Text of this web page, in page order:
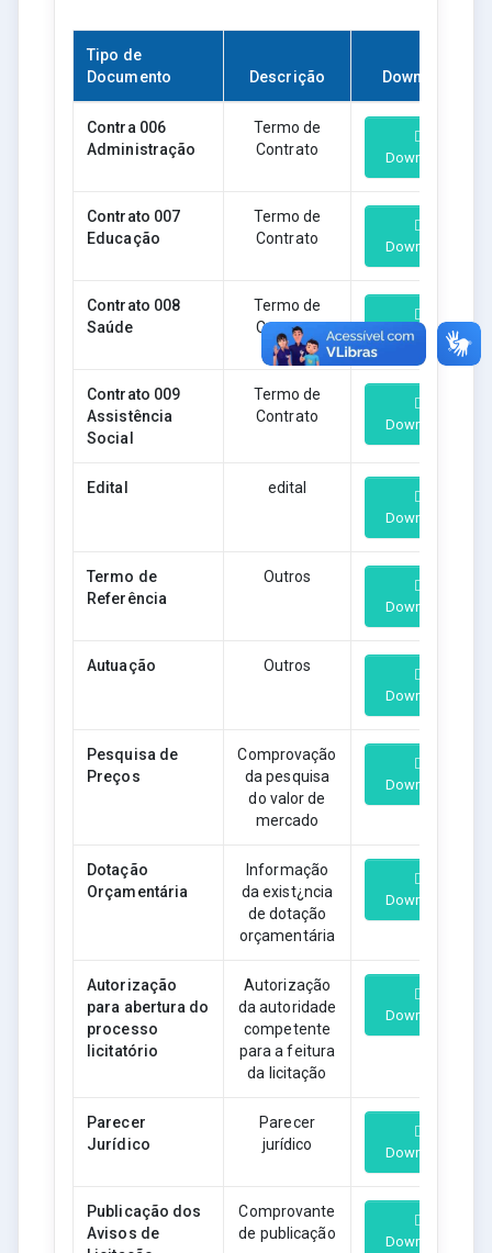
Tipo de
Documento
Descrição Download
Contra 006
Administração
Termo de
Contrato
Download
Contrato 007
Educação
Termo de
Contrato
Download
Contrato 008
Saúde
Termo de
Contrato
Download
Contrato 009
Assistência
Social
Termo de
Contrato
Download
Edital edital
Download
Termo de
Referência
Outros
Download
Autuação Outros
Download
Pesquisa de
Preços
Comprovação
da pesquisa
do valor de
mercado
Download
Dotação
Orçamentária
Informação
da exist¿ncia
de dotação
orçamentária
Download
Autorização
para abertura do
processo
licitatório
Autorização
da autoridade
competente
para a feitura
da licitação
Download
Parecer
Jurídico
Parecer
jurídico
Download
Publicação dos
Avisos de
Comprovante
de publicação
Download